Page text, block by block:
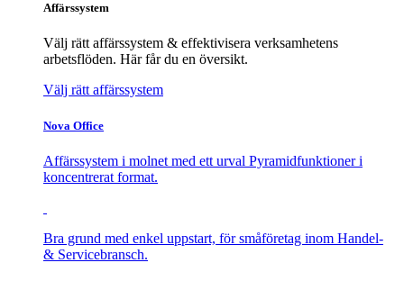
Affärssystem
Välj rätt affärssystem & effektivisera verksamhetens
arbetsflöden. Här får du en översikt.
Välj rätt affärssystem
Nova Office
Affärssystem i molnet med ett urval Pyramidfunktioner i
koncentrerat format.
Bra grund med enkel uppstart, för småföretag inom Handel-
& Servicebransch.